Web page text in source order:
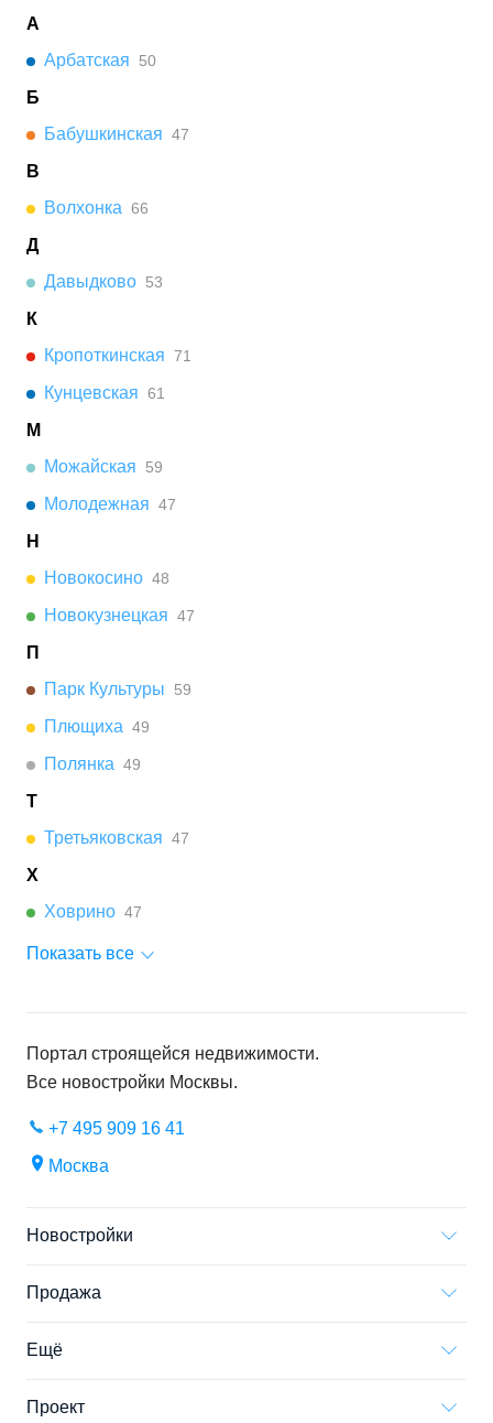
А
Арбатская
50
Б
Бабушкинская 47
В
Волхонка 66
Д
Давыдково 53
К
Кропоткинская 71
Кунцевская 61
М
Можайская
59
Молодежная 47
Н
Новокосино 48
Новокузнецкая 47
П
Парк Культуры
59
Плющиха 49
Полянка 49
Т
Третьяковская 47
Х
Ховрино 47
Показать все
Портал строящейся недвижимости.
Все новостройки Москвы.
+7 495 909 16 41
Москва
Новостройки
Продажа
Ещё
Проект